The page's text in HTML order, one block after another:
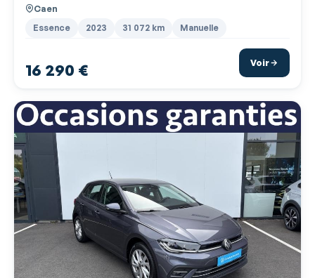
Fixations Isofix aux places arrières
Fonction appel d'urgence
Gris Ascot
Interface Media
Jantes Alu
Kit mains-libres Bluetooth
Lampe de coffre
Lampes de lecture à l'arrière
Lampes de lecture à l'avant
Caen
Essence 2023 31 072 km Manuelle
16 290 € Voir